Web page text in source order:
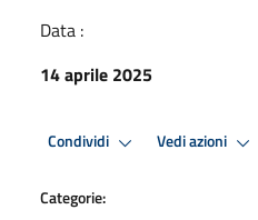
Data :
14 aprile 2025
Condividi Vedi azioni
Categorie: